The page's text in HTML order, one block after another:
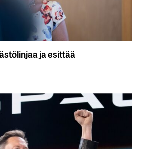
ja esittää